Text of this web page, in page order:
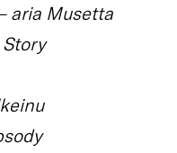
aria Musetta
Story